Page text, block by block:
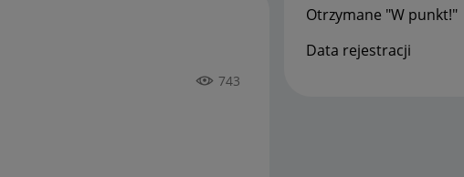
743
Otrzymane "W punkt!"
Data rejestracji